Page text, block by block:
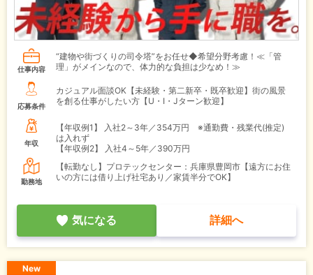
仕事内容
“建物や街づくりの司令塔”をお任せ◆希望分野考慮！≪「管
理」がメインなので、体力的な負担は少なめ！≫
応募条件
カジュアル面談OK【未経験・第二新卒・既卒歓迎】街の風景
を創る仕事がしたい方【U・I・Jターン歓迎】
年収
【年収例1】
入社2～3年／354万円 ※通勤費・残業代(推定)
は入れず
【年収例2】
入社4～5年／390万円
勤務地
【転勤なし】プロテックセンター：兵庫県豊岡市【遠方にお住
いの方には借り上げ社宅あり／家賃半分でOK】
気になる 詳細へ
New